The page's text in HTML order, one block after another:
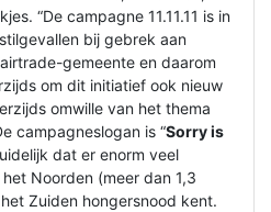
“De campagne 11.11.11 is in
bij gebrek aan
gemeente en daarom
om dit initiatief ook nieuw
omwille van het thema
campagneslogan is “Sorry is
dat er enorm veel
Noorden (meer dan 1,3
Zuiden hongersnood kent.